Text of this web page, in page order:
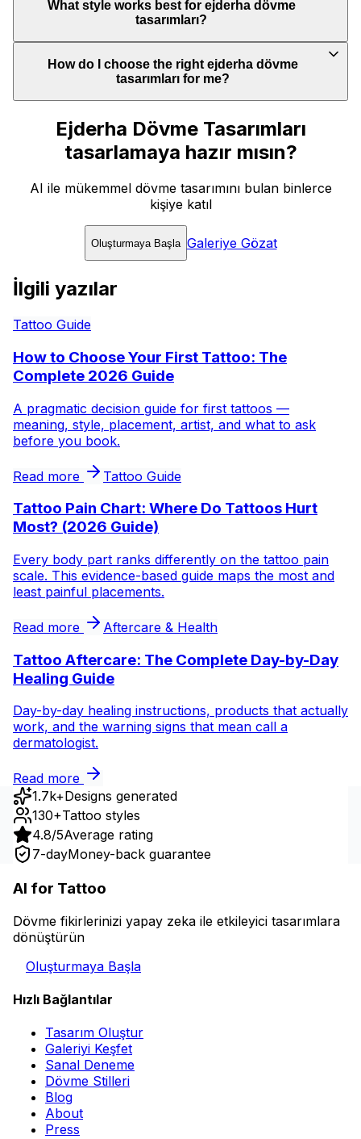
What style works best for ejderha dövme
tasarımları?
How do I choose the right ejderha dövme
tasarımları for me?
Ejderha Dövme Tasarımları
tasarlamaya hazır mısın?
AI ile mükemmel dövme tasarımını bulan binlerce
kişiye katıl
Oluşturmaya Başla Galeriye Gözat
İlgili yazılar
Tattoo Guide
How to Choose Your First Tattoo: The
Complete 2026 Guide
A pragmatic decision guide for first tattoos —
meaning, style, placement, artist, and what to ask
before you book.
Read more Tattoo Guide
Tattoo Pain Chart: Where Do Tattoos Hurt
Most? (2026 Guide)
Every body part ranks differently on the tattoo pain
scale. This evidence-based guide maps the most and
least painful placements.
Read more Aftercare & Health
Tattoo Aftercare: The Complete Day-by-Day
Healing Guide
Day-by-day healing instructions, products that actually
work, and the warning signs that mean call a
dermatologist.
Read more
1.7k+Designs generated
130+Tattoo styles
4.8/5Average rating
7-dayMoney-back guarantee
AI for Tattoo
Dövme fikirlerinizi yapay zeka ile etkileyici tasarımlara
dönüştürün
Oluşturmaya Başla
Hızlı Bağlantılar
Tasarım Oluştur
Galeriyi Keşfet
Sanal Deneme
Dövme Stilleri
Blog
About
Press